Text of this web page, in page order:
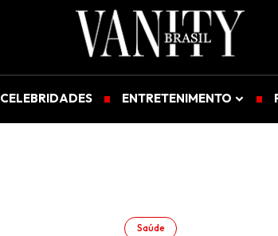
CELEBRIDADES ENTRETENIMENTO
Saúde